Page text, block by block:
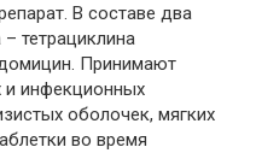
В составе два
тетрациклина
Принимают
и инфекционных
оболочек, мягких
во время